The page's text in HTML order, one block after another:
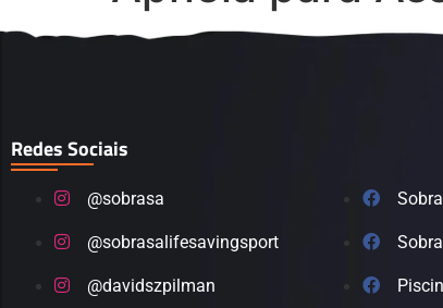
Redes Sociais
@sobrasa
@sobrasalifesavingsport
@davidszpilman